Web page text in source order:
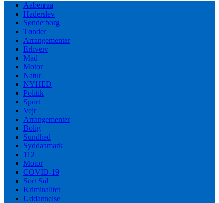
Aabenraa
Haderslev
Sønderborg
Tønder
Arrangementer
Erhverv
Mad
Motor
Natur
NYHED
Politik
Sport
Vejr
Arrangementer
Bolig
Sundhed
Syddanmark
112
Motor
COVID-19
Sort Sol
Kriminalitet
Uddannelse